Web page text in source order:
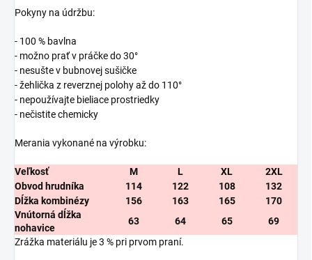
Pokyny na údržbu:
- 100 % bavlna
- možno prať v práčke do 30°
- nesušte v bubnovej sušičke
- žehlička z reverznej polohy až do 110°
- nepoužívajte bieliace prostriedky
- nečistite chemicky
Merania vykonané na výrobku:
Veľkosť M L XL
2XL
Obvod hrudníka
114 122 108
132
Dĺžka kombinézy
156 163 165
170
Vnútorná dĺžka
nohavice
63 64 65
69
Zrážka materiálu je 3 % pri prvom praní.